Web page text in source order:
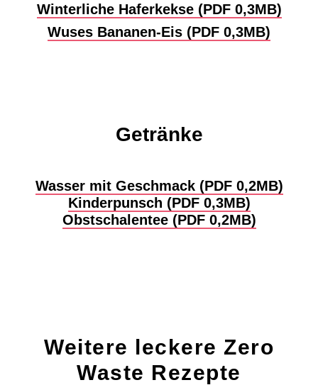
Winterliche Haferkekse (PDF 0,3MB)
Wuses Bananen-Eis (PDF 0,3MB)
Getränke
Wasser mit Geschmack (PDF 0,2MB)
Kinderpunsch (PDF 0,3MB)
Obstschalentee (PDF 0,2MB)
Weitere leckere Zero
Waste Rezepte​